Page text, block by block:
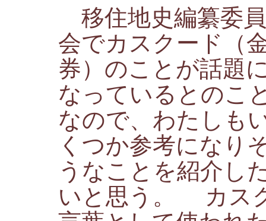
移住地史編纂委員
会でカスクード（
券）のことが話題
なっているとのこ
なので、わたしも
くつか参考になり
うなことを紹介し
いと思う。 カス